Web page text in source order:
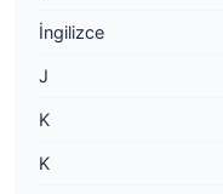
İngilizce
J
K
K